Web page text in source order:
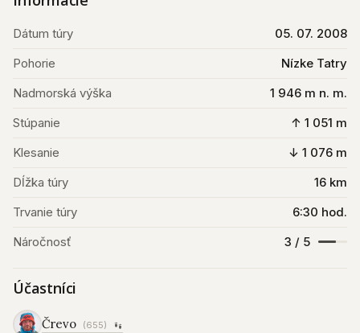
Dátum túry
05. 07. 2008
Pohorie
Nízke Tatry
Nadmorská výška
1 946 m n. m.
Stúpanie
↑ 1 051 m
Klesanie
↓ 1 076 m
Dĺžka túry
16 km
Trvanie túry
6:30 hod.
Náročnosť
3 / 5
Účastníci
Črevo (655)